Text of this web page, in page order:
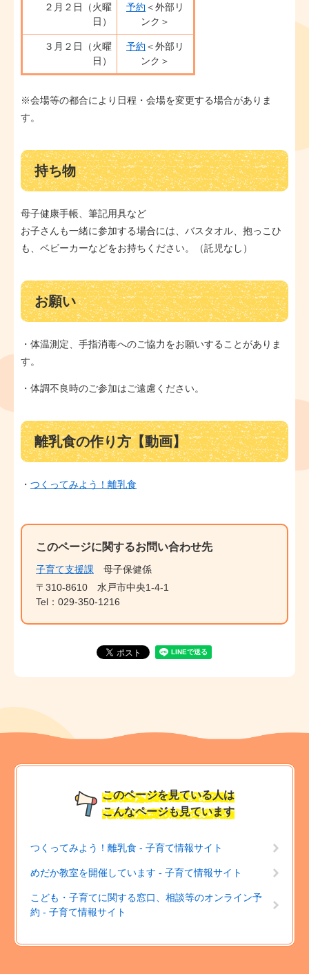
２月２日（火曜
日）
予約 ＜外部リ
ンク＞
３月２日（火曜
日）
予約 ＜外部リ
ンク＞
※会場等の都合により日程・会場を変更する場合がありま
す。
持ち物
母子健康手帳、筆記用具など
お子さんも一緒に参加する場合には、バスタオル、抱っこひ
も、ベビーカーなどをお持ちください。（託児なし）
お願い
・体温測定、手指消毒へのご協力をお願いすることがありま
す。
・体調不良時のご参加はご遠慮ください。
離乳食の作り方【動画】
・ つくってみよう！離乳食
このページに関するお問い合わせ先
子育て支援課
母子保健係
〒310-8610
水戸市中央1-4-1
Tel：029-350-1216
このページを見ている人は
こんなページも見ています
つくってみよう！離乳食 - 子育て情報サイト
めだか教室を開催しています - 子育て情報サイト
こども・子育てに関する窓口、相談等のオンライン予
約 - 子育て情報サイト